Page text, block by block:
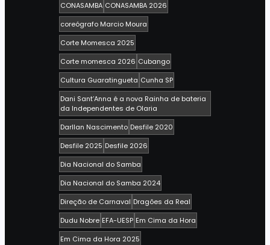
CONASAMBA CONASAMBA 2026
coreógrafo Marcio Moura
Corte Momesca 2025
Corte momesca 2026 Cubango
Cultura Guaratingueta Cunha SP
Dani Sant’Anna é a nova Rainha de bateria
da Independentes de Olaria
Darllan Nascimento Desfile 2020
Desfile 2025 Desfile 2026
Dia Nacional do Samba
Dia Nacional do Samba 2024
Direção de Carnaval Dragões da Real
Dudu Nobre EFA-UESP Em Cima da Hora
Em Cima da Hora 2025